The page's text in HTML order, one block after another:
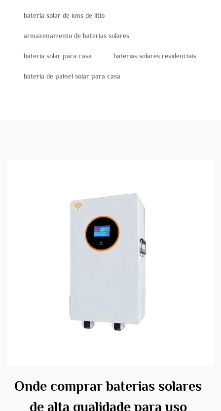
bateria solar de íons de lítio
armazenamento de baterias solares
bateria solar para casa baterias solares residenciais
bateria de painel solar para casa
Onde comprar baterias solares
de alta qualidade para uso